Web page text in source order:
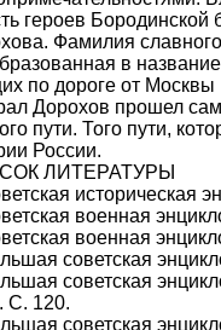
героев Бородинской
Фамилия
в
по дороге от Москвы
Дорохов прошел
пути. Того пути,
России.
ЛИТЕРАТУРЫ
историческая
военная
военная
советская
советская
С. 120.
советская